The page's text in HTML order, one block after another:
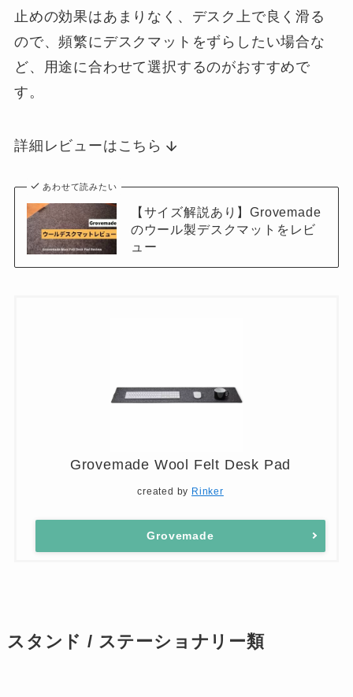
止めの効果はあまりなく、デスク上で良く滑る
ので、頻繁にデスクマットをずらしたい場合な
ど、用途に合わせて選択するのがおすすめで
す。
詳細レビューはこちら
あわせて読みたい
【サイズ解説あり】Grovemade
のウール製デスクマットをレビ
ュー
Grovemade Wool Felt Desk Pad
created by Rinker
Grovemade
スタンド / ステーショナリー類